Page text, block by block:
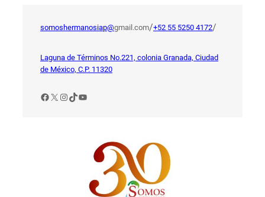
somoshermanosiap@gmail.com/+52 55 5250 4172/
Laguna de Términos No.221, colonia Granada, Ciudad
de México, C.P. 11320
Facebook
X Instagram
TikTok
YouTube